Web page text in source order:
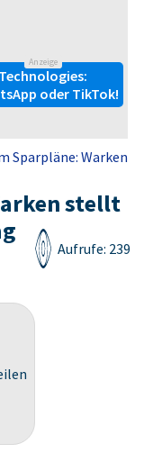
Anzeige
oder TikTok!
Sparpläne: Warken
stellt
Aufrufe: 239